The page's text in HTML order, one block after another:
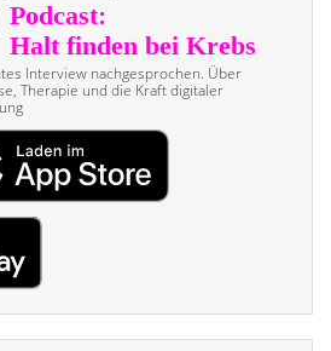
Interview nach­gesprochen. Über
Therapie und die Kraft digitaler